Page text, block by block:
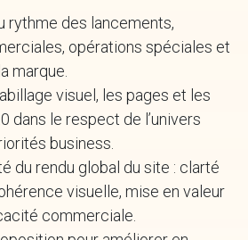
rythme des lancements,
opérations spéciales et
marque.
visuel, les pages et les
dans le respect de l’univers
business.
du rendu global du site : clarté
visuelle, mise en valeur
commerciale.